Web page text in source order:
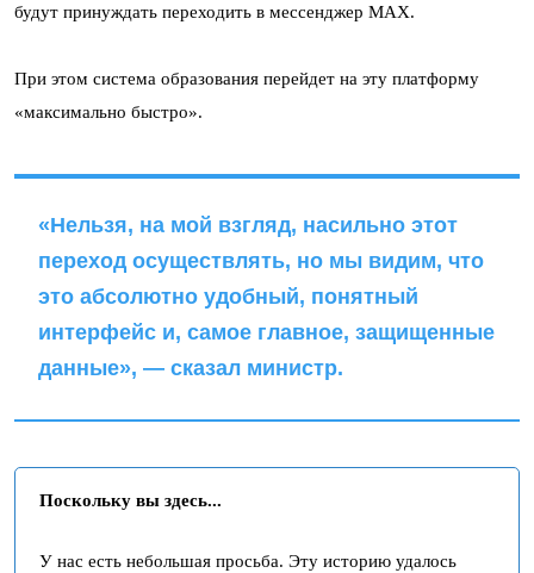
будут принуждать переходить в мессенджер MAX.
При этом система образования перейдет на эту платформу
«максимально быстро».
«Нельзя, на мой взгляд, насильно этот
переход осуществлять, но мы видим, что
это абсолютно удобный, понятный
интерфейс и, самое главное, защищенные
данные», — сказал министр.
Поскольку вы здесь...
У нас есть небольшая просьба. Эту историю удалось